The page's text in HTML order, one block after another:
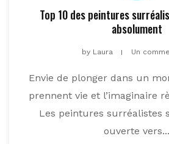
Top 10 des peintures
absolument
by Laura Un
Envie de plonger dans un
prennent vie et l’imaginaire
Les peintures surréalistes
ouverte vers...